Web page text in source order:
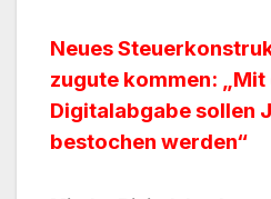
Neues
zugute kommen: „Mit
Digitalabgabe sollen
bestochen werden“